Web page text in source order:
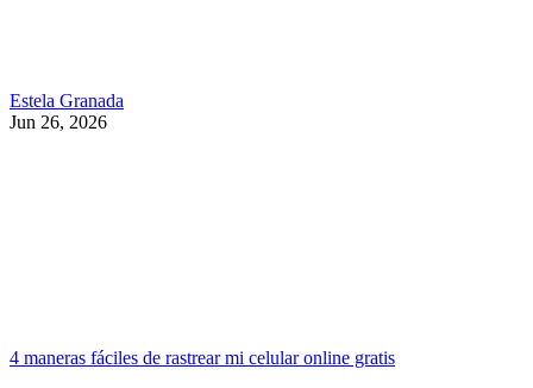
Estela Granada
Jun 26, 2026
4 maneras fáciles de rastrear mi celular online gratis